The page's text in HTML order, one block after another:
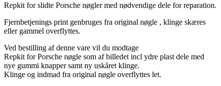
Repkit for slidte Porsche nøgler med nødvendige dele for reparation.
Fjernbetjenings print genbruges fra original nøgle , klinge skæres
eller gammel overflyttes.
Ved bestilling af denne vare vil du modtage
Repkit for Porsche nøgle som af billedet incl ydre plast dele med
nye gummi knapper samt ny uskåret klinge.
Klinge og indmad fra original nøgle overflyttes let.